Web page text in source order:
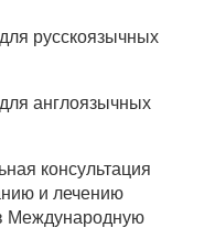
русскоязычных
англоязычных
консультация
и лечению
Международную